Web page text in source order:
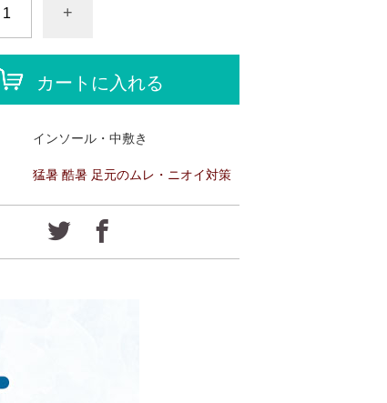
+
カートに入れる
インソール・中敷き
猛暑 酷暑 足元のムレ・ニオイ対策